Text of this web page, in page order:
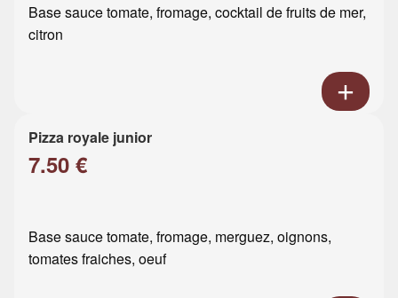
Base sauce tomate, fromage, cocktail de fruits de mer,
citron
Pizza royale junior
7.50 €
Base sauce tomate, fromage, merguez, oignons,
tomates fraiches, oeuf